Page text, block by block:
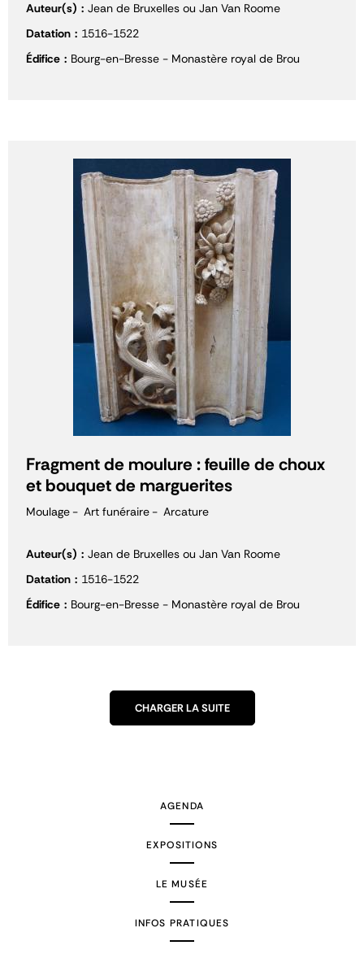
Auteur(s)
Jean de Bruxelles ou Jan Van Roome
Datation
1516-1522
Édifice
Bourg-en-Bresse - Monastère royal de Brou
Fragment de moulure : feuille de choux
et bouquet de marguerites
Moulage Art funéraire Arcature
Auteur(s)
Jean de Bruxelles ou Jan Van Roome
Datation
1516-1522
Édifice
Bourg-en-Bresse - Monastère royal de Brou
CHARGER LA SUITE
AGENDA
EXPOSITIONS
LE MUSÉE
INFOS PRATIQUES